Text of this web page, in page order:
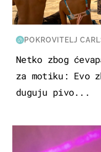
POKROVITELJ
Netko zbog
za motiku: Evo
duguju pivo...
KULTURA & ZABAVA